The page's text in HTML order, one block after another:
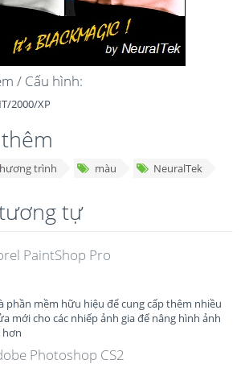
/ Cấu hình:
2000/XP
trình màu NeuralTek
tự
PaintShop Pro
phần mềm hữu hiệu để cung cấp thêm nhiều
mới cho các nhiếp ảnh gia để nâng hình ảnh
hơn
Photoshop CS2